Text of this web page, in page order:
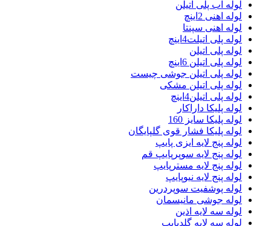
لوله آب پلی اتیلن
لوله اهنی 2اینچ
لوله اهنی سپنتا
لوله پلی اتیلت4اینچ
لوله پلی اتیلن
لوله پلی اتیلن 6اینچ
لوله پلی اتیلن جوشی چیست
لوله پلی اتیلن مشکی
لوله پلی اتیلن4اینچ
لوله پلیکا داراکار
لوله پلیکا سایز 160
لوله پلیکا فشار قوی گلپایگان
لوله پنج لایه ایزی پایپ
لوله پنج لایه سوپرپایپ قم
لوله پنج لایه مسترپایپ
لوله پنج لایه نیوپایپ
لوله پوشفیت سوپردرین
لوله جوشی مانیسمان
لوله سه لایه اذین
لوله سه لایه گلدپایپ